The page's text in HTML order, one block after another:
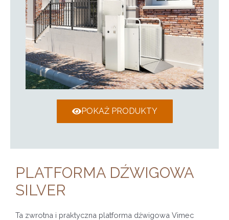
POKAŻ PRODUKTY
PLATFORMA DŹWIGOWA
SILVER
Ta zwrotna i praktyczna platforma dźwigowa Vimec